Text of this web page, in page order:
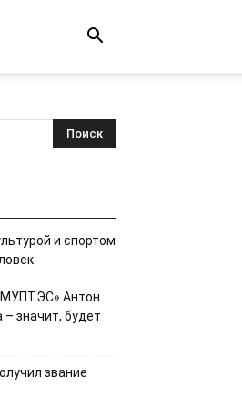
и спортом
МУПТЭС» Антон
значит, будет
звание